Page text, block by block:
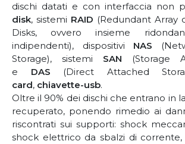
dischi datati e con interfaccia non
disk, sistemi RAID (Redundant Array
Disks, ovvero insieme
indipendenti), dispositivi NAS
Storage), sistemi SAN (Storage
e DAS (Direct Attached
card, chiavette-usb.
Oltre il 90% dei dischi che entrano in
recuperato, ponendo rimedio ai
riscontrati sui supporti: shock
shock elettrico da sbalzi di